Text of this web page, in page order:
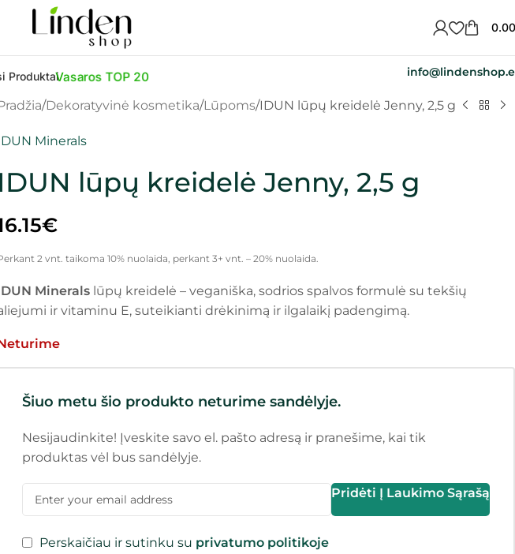
0.00
ProduktaiVasaros TOP 20
Dekoratyvinė kosmetika Lūpoms IDUN lūpų kreidelė Jenny, 2,5 g
Minerals
IDUN lūpų kreidelė Jenny, 2,5 g
€
2 vnt. taikoma 10% nuolaida, perkant 3+ vnt. – 20% nuolaida.
Minerals lūpų kreidelė – veganiška, sodrios spalvos formulė su tekšių
ir vitaminu E, suteikianti drėkinimą ir ilgalaikį padengimą.
Šiuo metu šio produkto neturime sandėlyje.
Nesijaudinkite! Įveskite savo el. pašto adresą ir pranešime, kai tik
produktas vėl bus sandėlyje.
Pridėti Į Laukimo Sąrašą
Perskaičiau ir sutinku su privatumo politikoje